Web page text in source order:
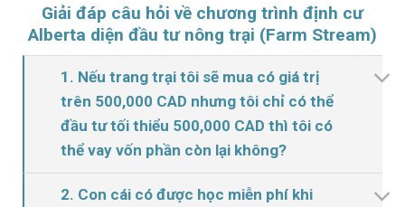
Giải đáp câu hỏi về chương trình định cư
Alberta diện đầu tư nông trại (Farm Stream)
1. Nếu trang trại tôi sẽ mua có giá trị
trên 500,000 CAD nhưng tôi chỉ có thể
đầu tư tối thiểu 500,000 CAD thì tôi có
thể vay vốn phần còn lại không?
2. Con cái có được học miễn phí khi